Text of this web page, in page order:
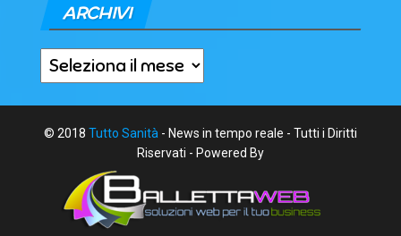
ARCHIVI
Archivi
© 2018 Tutto Sanità - News in tempo reale - Tutti i Diritti
Riservati - Powered By